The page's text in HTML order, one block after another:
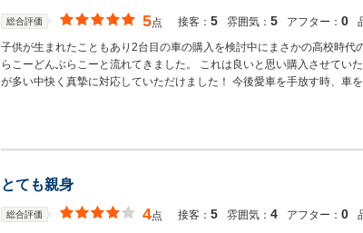
総合評価 5点 接客： 5 雰囲気： 5 アフター： 0
子供が生まれたこともあり2台目の車の購入を検討中にまさかの高校時
らこーどんぶらこーと流れてきました。 これは良いと思い購入させてい
が多い中快く真摯に対応していただけました！ 今後愛車を手放す時、車を
とても親身
総合評価 4点 接客： 5 雰囲気： 4 アフター： 0